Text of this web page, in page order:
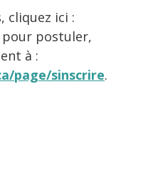
cliquez ici :
postuler,
à :
page/sinscrire.